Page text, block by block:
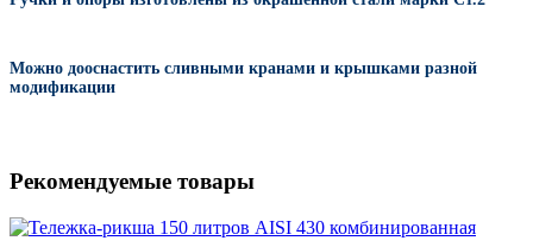
Можно дооснастить сливными кранами и крышками разной
модификации
Рекомендуемые товары